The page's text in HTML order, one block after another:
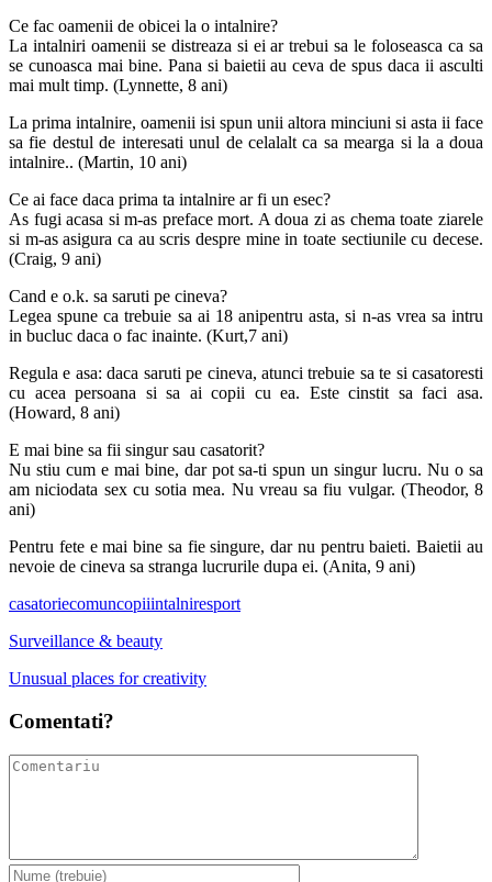
Ce fac oamenii de obicei la o intalnire?
La intalniri oamenii se distreaza si ei ar trebui sa le foloseasca ca sa
se cunoasca mai bine. Pana si baietii au ceva de spus daca ii asculti
mai mult timp. (Lynnette, 8 ani)
La prima intalnire, oamenii isi spun unii altora minciuni si asta ii face
sa fie destul de interesati unul de celalalt ca sa mearga si la a doua
intalnire.. (Martin, 10 ani)
Ce ai face daca prima ta intalnire ar fi un esec?
As fugi acasa si m-as preface mort. A doua zi as chema toate ziarele
si m-as asigura ca au scris despre mine in toate sectiunile cu decese.
(Craig, 9 ani)
Cand e o.k. sa saruti pe cineva?
Legea spune ca trebuie sa ai 18 anipentru asta, si n-as vrea sa intru
in bucluc daca o fac inainte. (Kurt,7 ani)
Regula e asa: daca saruti pe cineva, atunci trebuie sa te si casatoresti
cu acea persoana si sa ai copii cu ea. Este cinstit sa faci asa.
(Howard, 8 ani)
E mai bine sa fii singur sau casatorit?
Nu stiu cum e mai bine, dar pot sa-ti spun un singur lucru. Nu o sa
am niciodata sex cu sotia mea. Nu vreau sa fiu vulgar. (Theodor, 8
ani)
Pentru fete e mai bine sa fie singure, dar nu pentru baieti. Baietii au
nevoie de cineva sa stranga lucrurile dupa ei. (Anita, 9 ani)
casatoriecomuncopiiintalniresport
Surveillance & beauty
Unusual places for creativity
Comentati?